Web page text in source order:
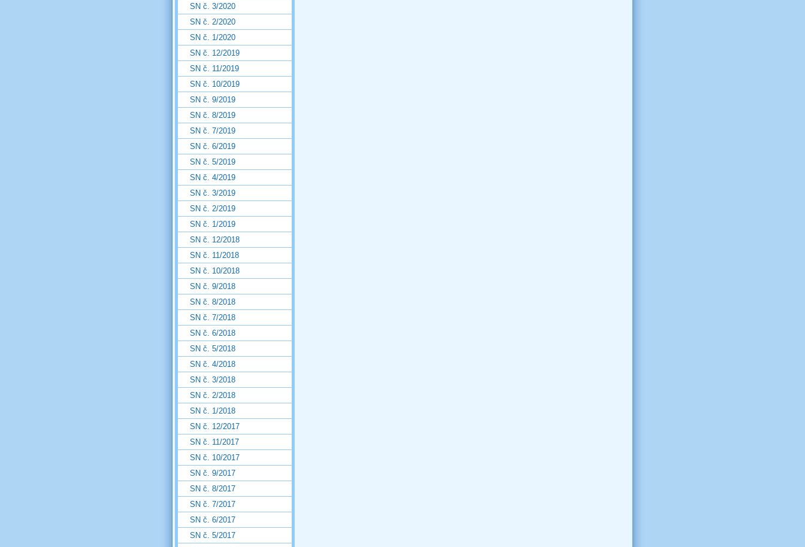
SN č. 3/2020
SN č. 2/2020
SN č. 1/2020
SN č. 12/2019
SN č. 11/2019
SN č. 10/2019
SN č. 9/2019
SN č. 8/2019
SN č. 7/2019
SN č. 6/2019
SN č. 5/2019
SN č. 4/2019
SN č. 3/2019
SN č. 2/2019
SN č. 1/2019
SN č. 12/2018
SN č. 11/2018
SN č. 10/2018
SN č. 9/2018
SN č. 8/2018
SN č. 7/2018
SN č. 6/2018
SN č. 5/2018
SN č. 4/2018
SN č. 3/2018
SN č. 2/2018
SN č. 1/2018
SN č. 12/2017
SN č. 11/2017
SN č. 10/2017
SN č. 9/2017
SN č. 8/2017
SN č. 7/2017
SN č. 6/2017
SN č. 5/2017